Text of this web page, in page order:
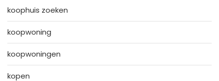
koophuis zoeken
koopwoning
koopwoningen
kopen